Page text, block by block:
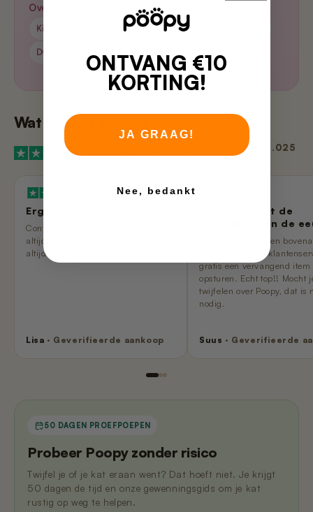
Over ons
Kitten Rescue Curacao Hart van Brabant
DOC Tholen
Wat baasjes zeggen
· gebaseerd op 24.025
aankopen
Erg tevreden
Contact verloopt fijn en er wordt
altijd snel gereageerd. Denken ook
altijd met je mee! Superr!
Lisa · Geverifieerde aankoop
Poopy is echt de
uitvinding van de
Snelle, duidelijke en
service. Aardige
gratis een vervangend item
opsturen. Echt top!! Mocht
twijfelen over Poopy, dat is
nodig.
Suus · Geverifieerde
50 DAGEN PROEFPOEPEN
Probeer Poopy zonder risico
Twijfel je of je kat eraan went? Dat hoeft niet. Je krijgt
50 dagen de tijd en onze gewenningsgids om je kat
rustig op weg te helpen.
ONTVANG €10
KORTING!
JA GRAAG!
Nee, bedankt